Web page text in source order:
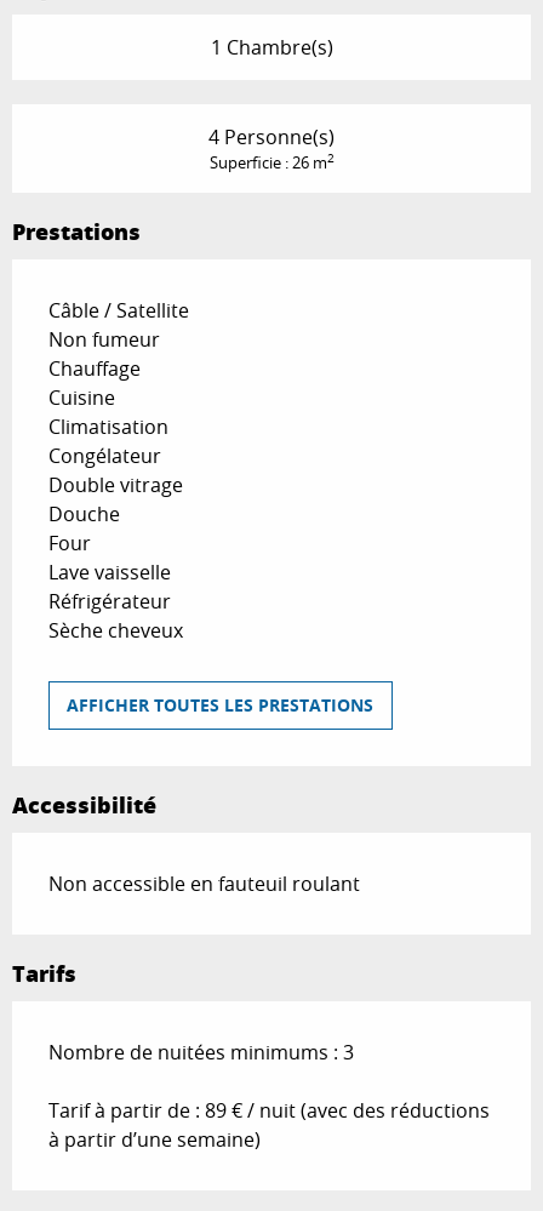
1 Chambre(s)
4 Personne(s)
Superficie : 26 m2
Prestations
Câble / Satellite
Non fumeur
Chauffage
Cuisine
Climatisation
Congélateur
Double vitrage
Douche
Four
Lave vaisselle
Réfrigérateur
Sèche cheveux
AFFICHER TOUTES LES PRESTATIONS
Accessibilité
Non accessible en fauteuil roulant
Tarifs
Nombre de nuitées minimums : 3
Tarif à partir de : 89 € / nuit (avec des réductions
à partir d’une semaine)